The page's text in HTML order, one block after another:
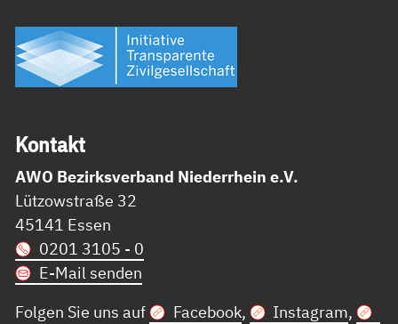
Kon­takt
AWO Bezirksverband Niederrhein e.V.
Lützowstraße 32
45141 Essen
0201 3105 - 0
E-Mail senden
Folgen Sie uns auf
Facebook, Instagram,